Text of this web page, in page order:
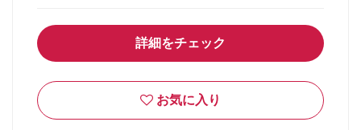
詳細をチェック
お気に入り